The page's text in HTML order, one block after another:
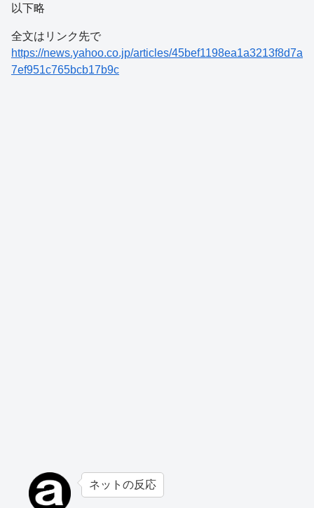
以下略
全文はリンク先で
https://news.yahoo.co.jp/articles/45bef1198ea1a3213f8d7a
7ef951c765bcb17b9c
ネットの反応